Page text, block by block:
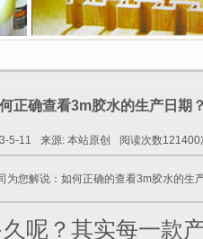
正确查看3m胶水的生产日期
5-11 来源: 本站原创 阅读次数121400
为您解说：如何正确的查看3m胶水的生
呢？其实每一款